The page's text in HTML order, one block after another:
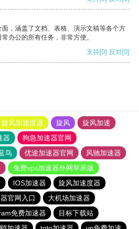
，涵盖了文档、表格、演示文稿等各个方
办公的所有任务，非常方便。
支持[0] 反对[0]
旋风加速度器 旋风
旋风加速
器
狗急加速器官网
鸟 优途加速器官网
风驰加速器
免费vps加速器外网苹果版
IOS加速器
旋风加速度器
官网入口
大机场加速器
免费加速器
目标下载站